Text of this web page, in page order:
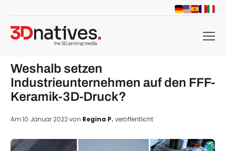
menu
Weshalb setzen
Industrieunternehmen auf den FFF-
Keramik-3D-Druck?
Am 10. Januar 2022 von Regina P. veröffentlicht